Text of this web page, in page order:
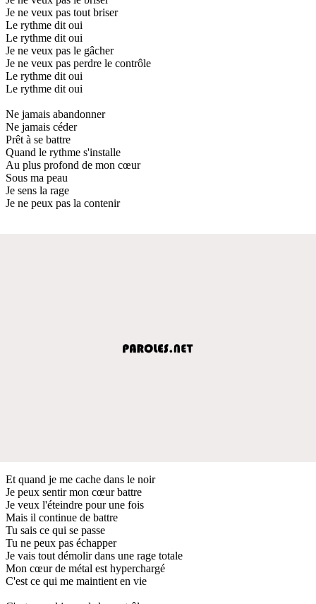
Je ne veux pas tout briser
Le rythme dit oui
Le rythme dit oui
Je ne veux pas le gâcher
Je ne veux pas perdre le contrôle
Le rythme dit oui
Le rythme dit oui
Ne jamais abandonner
Ne jamais céder
Prêt à se battre
Quand le rythme s'installe
Au plus profond de mon cœur
Sous ma peau
Je sens la rage
Je ne peux pas la contenir
Et quand je me cache dans le noir
Je peux sentir mon cœur battre
Je veux l'éteindre pour une fois
Mais il continue de battre
Tu sais ce qui se passe
Tu ne peux pas échapper
Je vais tout démolir dans une rage totale
Mon cœur de métal est hyperchargé
C'est ce qui me maintient en vie